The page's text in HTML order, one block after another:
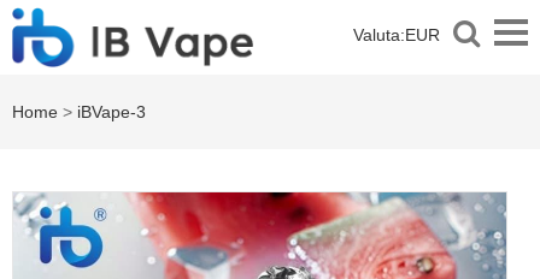
Valuta:EUR
Home > iBVape-3